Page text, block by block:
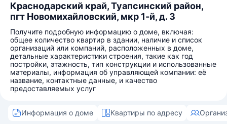
Краснодарский край, Туапсинский район,
пгт Новомихайловский, мкр 1-й, д. 3
Получите подробную информацию о доме, включая:
общее количество квартир в здании, наличие и список
организаций или компаний, расположенных в доме,
детальные характеристики строения, такие как год
постройки, этажность, тип конструкции и использованные
материалы, информация об управляющей компании: её
название, контактные данные, и качество
предоставляемых услуг
Информация о доме Квартиры по адресу